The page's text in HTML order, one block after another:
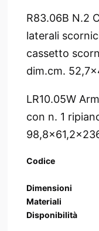
R83.06B N.2
laterali
cassetto
dim.cm.
LR10.05W
con n. 1
Codice
Dimensioni
Materiali
Disponibilità